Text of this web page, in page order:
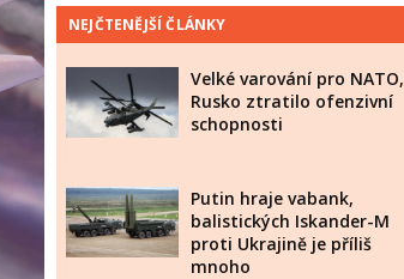
NEJČTENĚJŠÍ ČLÁNKY
Velké varování pro NATO,
Rusko ztratilo ofenzivní
schopnosti
Putin hraje vabank,
balistických Iskander-M
proti Ukrajině je příliš
mnoho